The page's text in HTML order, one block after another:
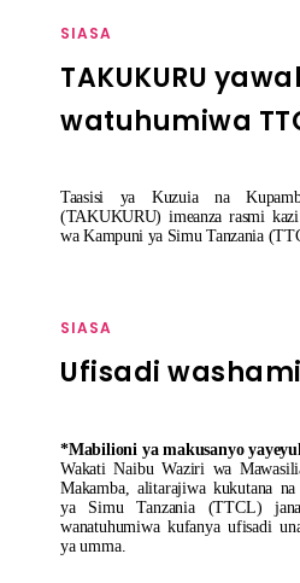
SIASA
TAKUKURU
watuhumiwa
Taasisi ya Kuzuia na
(TAKUKURU) imeanza rasmi
wa Kampuni ya Simu Tanzania
SIASA
Ufisadi
*Mabilioni ya makusanyo
Wakati Naibu Waziri wa
Makamba, alitarajiwa kukutana
ya Simu Tanzania (TTCL)
wanatuhumiwa kufanya ufisadi
ya umma.